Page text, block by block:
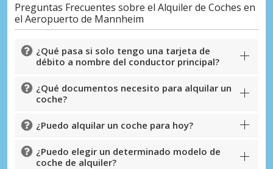
Preguntas Frecuentes sobre el Alquiler de Coches en
el Aeropuerto de Mannheim
¿Qué pasa si solo tengo una tarjeta de
débito a nombre del conductor principal?
¿Qué documentos necesito para alquilar un
coche?
¿Puedo alquilar un coche para hoy?
¿Puedo elegir un determinado modelo de
coche de alquiler?